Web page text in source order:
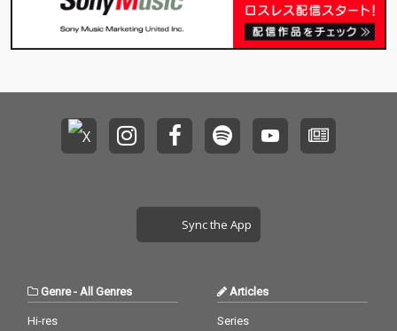
Sync the App
Genre- All Genres
Hi-res
Articles
Series